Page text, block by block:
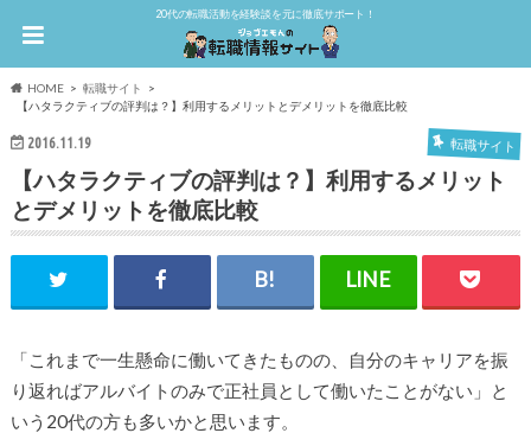
20代の転職活動を経験談を元に徹底サポート！
HOME
転職サイト
【ハタラクティブの評判は？】利用するメリットとデメリットを徹底比較
2016.11.19 転職サイト
【ハタラクティブの評判は？】利用するメリット
とデメリットを徹底比較
「これまで一生懸命に働いてきたものの、自分のキャリアを振
り返ればアルバイトのみで正社員として働いたことがない」と
いう20代の方も多いかと思います。